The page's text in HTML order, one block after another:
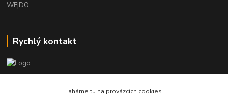
WE|DO
Rychlý kontakt
info@armygalanterie.czTaháme tu na provázcích cookies.